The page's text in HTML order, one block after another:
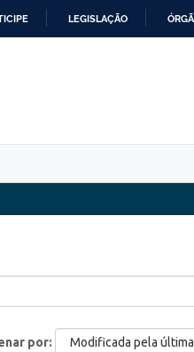
LEGISLAÇÃO
por